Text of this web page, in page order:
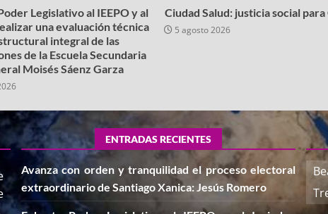
Legislativo al IEEPO y al
una evaluación técnica
integral de las
de la Escuela Secundaria
Moisés Sáenz Garza
Ciudad Salud: justicia social para
5 agosto 2026
ENTRADAS RECIENTES
Avanza con orden y tranquilidad el proceso electoral
extraordinario de Santiago Xanica: Jesús Romero